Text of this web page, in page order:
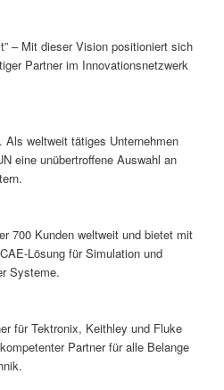
– Mit dieser Vision positioniert sich
Partner im Innovationsnetzwerk
Als weltweit tätiges Unternehmen
eine unübertroffene Auswahl an
700 Kunden weltweit und bietet mit
Lösung für Simulation und
Systeme.
für Tektronix, Keithley und Fluke
Partner für alle Belange